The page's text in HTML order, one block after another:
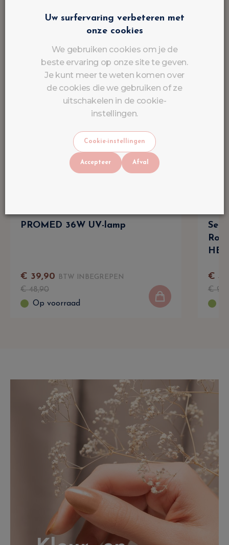
PROMED 36W UV-lamp
€ 39,90 BTW INBEGREPEN
€48,90
Op voorraad
€ 4
€9
Uw surfervaring verbeteren met
onze cookies
We gebruiken cookies om je de
beste ervaring op onze site te geven.
Je kunt meer te weten komen over
de cookies die we gebruiken of ze
uitschakelen in de cookie-
instellingen.
Cookie-instellingen
Accepteer Afval